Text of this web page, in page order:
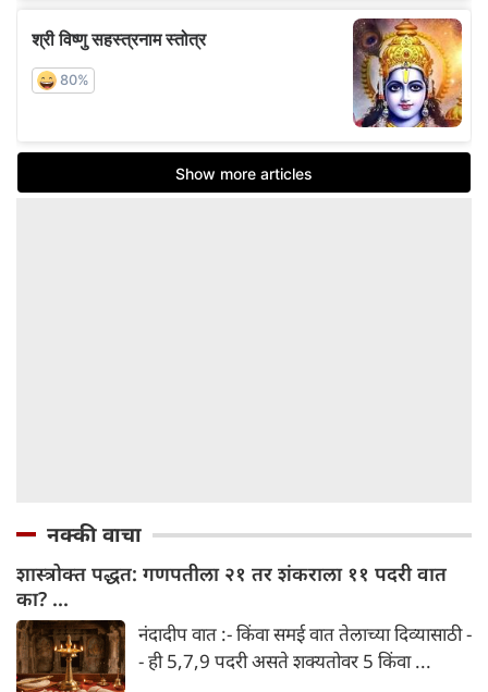
नक्की वाचा
शास्त्रोक्त पद्धत: गणपतीला २१ तर शंकराला ११ पदरी वात
का? ...
नंदादीप वात :- किंवा समई वात तेलाच्या दिव्यासाठी -
- ही 5,7,9 पदरी असते शक्यतोवर 5 किंवा ...